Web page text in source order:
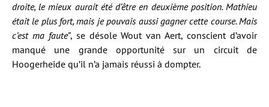
droite, le mieux aurait été d’être en deuxième position. Mathieu
était le plus fort, mais je pouvais aussi gagner cette course. Mais
c’est ma faute”, se désole Wout van Aert, conscient d’avoir
manqué une grande opportunité sur un circuit de
Hoogerheide qu’il n’a jamais réussi à dompter.